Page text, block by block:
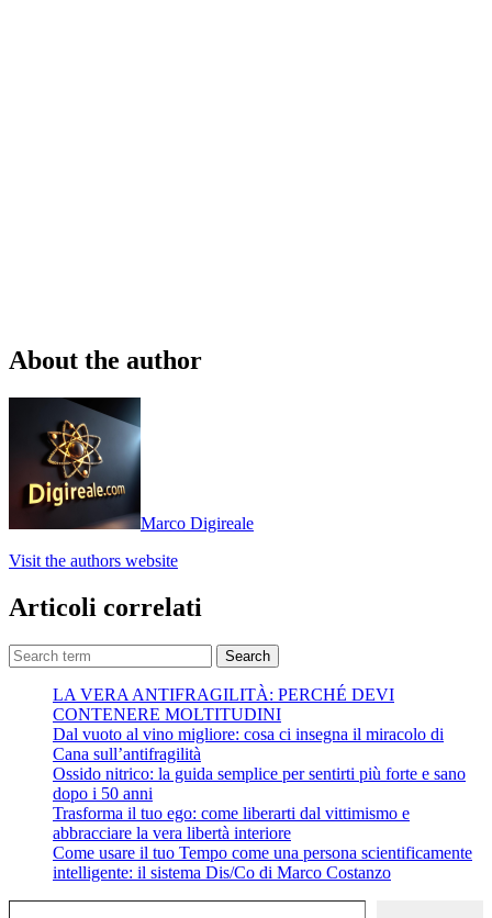
About the author
Marco Digireale
Visit the authors website
Articoli correlati
Search
LA VERA ANTIFRAGILITÀ: PERCHÉ DEVI
CONTENERE MOLTITUDINI
Dal vuoto al vino migliore: cosa ci insegna il miracolo di
Cana sull’antifragilità
Ossido nitrico: la guida semplice per sentirti più forte e sano
dopo i 50 anni
Trasforma il tuo ego: come liberarti dal vittimismo e
abbracciare la vera libertà interiore
Come usare il tuo Tempo come una persona scientificamente
intelligente: il sistema Dis/Co di Marco Costanzo
Digita la tua e-mail...